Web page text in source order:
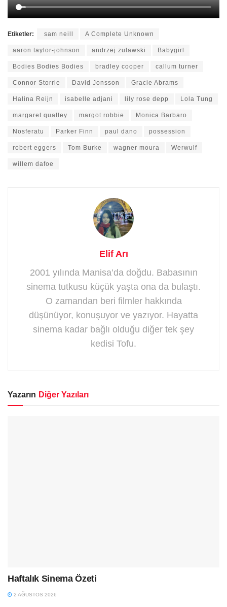
Etiketler: sam neill A Complete Unknown
aaron taylor-johnson andrzej zulawski Babygirl
Bodies Bodies Bodies bradley cooper callum turner
Connor Storrie David Jonsson Gracie Abrams
Halina Reijn isabelle adjani lily rose depp Lola Tung
margaret qualley margot robbie Monica Barbaro
Nosferatu Parker Finn paul dano possession
robert eggers Tom Burke wagner moura Werwulf
willem dafoe
Elif Arı
2001 yılında Manisa’da doğdu. Babasının
sinema tutkusu küçük yaşta ona da bulaştı.
O zamandan beri filmler hakkında
düşünüyor, konuşuyor ve yazıyor. Hayatta
sinema kadar bağlı olduğu diğer tek şey
kedisi Tofu.
Yazarın Diğer Yazıları
Haftalık Sinema Özeti
2 AĞUSTOS 2026